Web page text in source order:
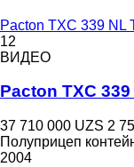
Pacton TXC 339 NL
12
ВИДЕО
Pacton TXC
37 710 000 UZS 2
Полуприцеп
2004